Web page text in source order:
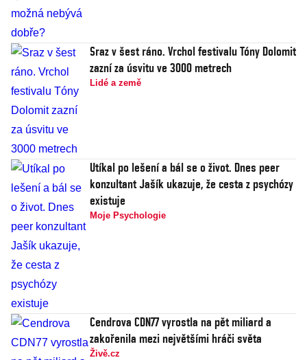
Sraz v šest ráno. Vrchol festivalu Tóny Dolomit
zazní za úsvitu ve 3000 metrech
Lidé a země
Utíkal po lešení a bál se o život. Dnes peer
konzultant Jašík ukazuje, že cesta z psychózy
existuje
Moje Psychologie
Cendrova CDN77 vyrostla na pět miliard a
zakořenila mezi největšími hráči světa
Živě.cz